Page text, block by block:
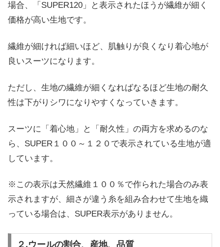
場合、「SUPER120」と表示されたほうが繊維が細く
価格が高い生地です。
繊維が細ければ細いほど、肌触りが良くなり着心地が
良いスーツになります。
ただし、生地の繊維が細くなればなるほど生地の耐久
性は下がりシワになりやすくなっていきます。
スーツに「着心地」と「耐久性」の両方を求めるのな
ら、SUPER１００～１２０で表示されている生地が適
しています。
※この表示は天然繊維１００％で作られた場合のみ表
示されますが、細さが違う糸を組み合わせて生地を織
っている場合は、SUPER表示がありません。
２.ウールの割合、産地、品質